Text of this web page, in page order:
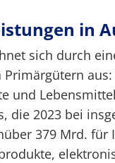
in
sich durch
aus:
und
die 2023 bei
379 Mrd. für